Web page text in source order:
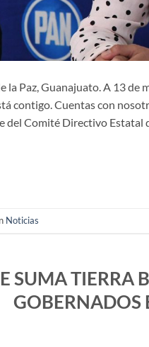
la Paz, Guanajuato. A 13
contigo. Cuentas con
del Comité Directivo Estatal
Noticias
SUMA TIERRA
GOBERNADOS